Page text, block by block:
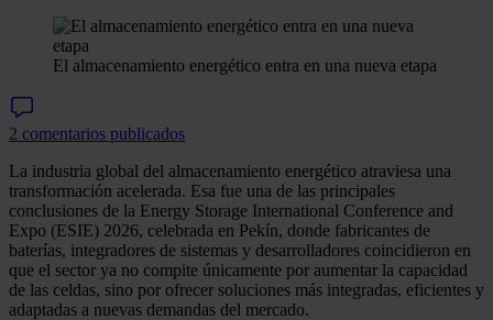
El almacenamiento energético entra en una nueva etapa
2 comentarios publicados
La industria global del almacenamiento energético atraviesa una
transformación acelerada. Esa fue una de las principales
conclusiones de la Energy Storage International Conference and
Expo (ESIE) 2026, celebrada en Pekín, donde fabricantes de
baterías, integradores de sistemas y desarrolladores coincidieron en
que el sector ya no compite únicamente por aumentar la capacidad
de las celdas, sino por ofrecer soluciones más integradas, eficientes y
adaptadas a nuevas demandas del mercado.